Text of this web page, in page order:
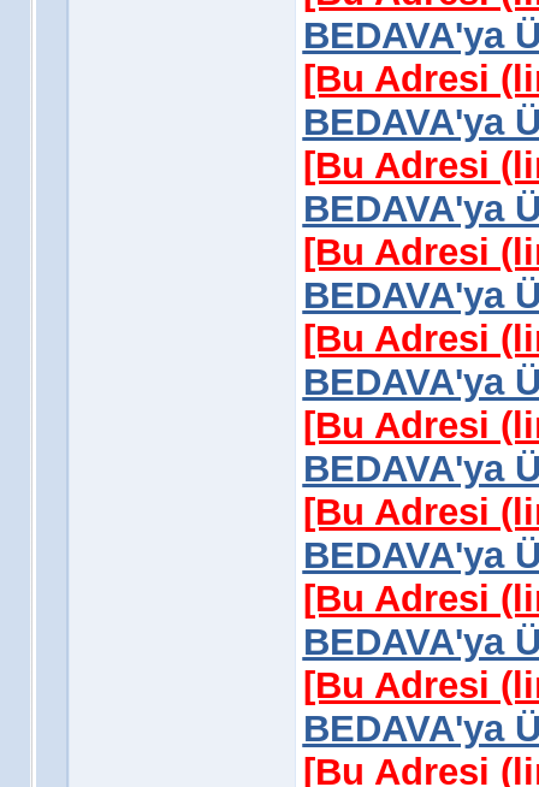
BEDAVA'ya
[Bu Adresi
BEDAVA'ya
[Bu Adresi
BEDAVA'ya
[Bu Adresi
BEDAVA'ya
[Bu Adresi
BEDAVA'ya
[Bu Adresi
BEDAVA'ya
[Bu Adresi
BEDAVA'ya
[Bu Adresi
BEDAVA'ya
[Bu Adresi
BEDAVA'ya
[Bu Adresi